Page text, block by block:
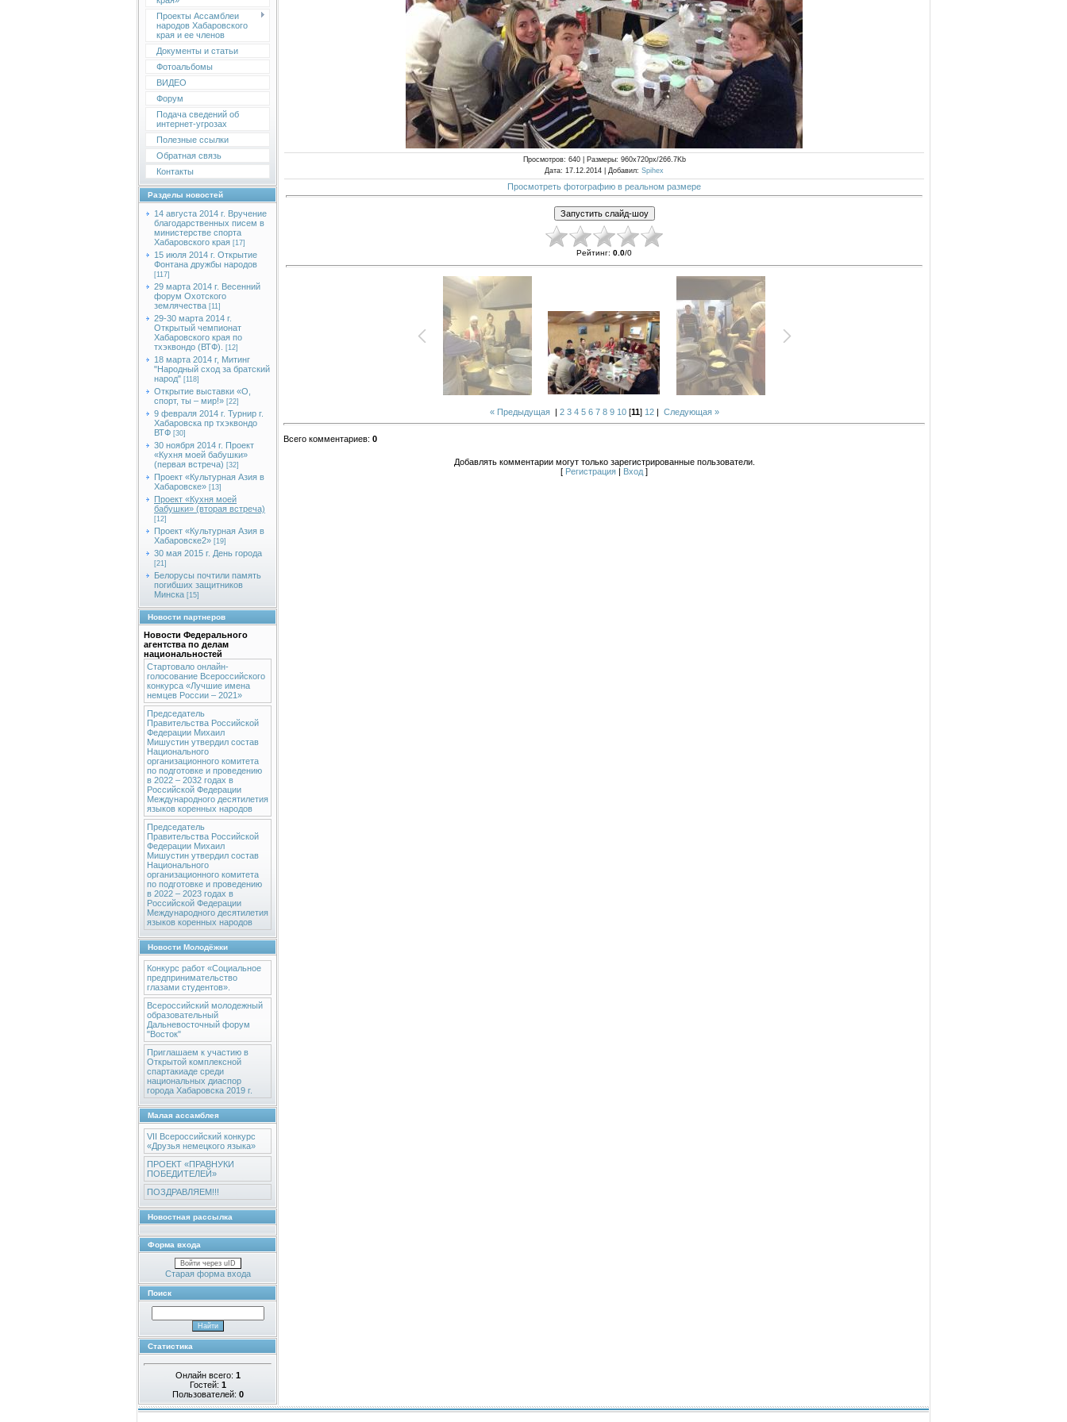
Проекты Ассамблеи
народов Хабаровского
края и ее членов
Документы и статьи
Фотоальбомы
ВИДЕО
Форум
Подача сведений об
интернет-угрозах
Полезные ссылки
Обратная связь
Контакты
Разделы новостей
14 августа 2014 г. Вручение
благодарственных писем в
министерстве спорта
Хабаровского края [17]
15 июля 2014 г. Открытие
Фонтана дружбы народов
[117]
29 марта 2014 г. Весенний
форум Охотского
землячества [11]
29-30 марта 2014 г.
Открытый чемпионат
Хабаровского края по
тхэквондо (ВТФ).
[12]
18 марта 2014 г, Митинг
"Народный сход за братский
народ" [118]
Открытие выставки «О,
спорт, ты – мир!» [22]
9 февраля 2014 г. Турнир г.
Хабаровска пр тхэквондо
ВТФ [30]
30 ноября 2014 г. Проект
«Кухня моей бабушки»
(первая встреча) [32]
Проект «Культурная Азия в
Хабаровске» [13]
Проект «Кухня моей
бабушки» (вторая встреча)
[12]
Проект «Культурная Азия в
Хабаровске2» [19]
30 мая 2015 г. День города
[21]
Белорусы почтили память
погибших защитников
Минска [15]
Новости партнеров
Новости Федерального
агентства по делам
национальностей
Стартовало онлайн-
голосование Всероссийского
конкурса «Лучшие имена
немцев России – 2021»
Председатель
Правительства Российской
Федерации Михаил
Мишустин утвердил состав
Национального
организационного комитета
по подготовке и проведению
в 2022 – 2032 годах в
Российской Федерации
Международного десятилетия
языков коренных народов
Председатель
Правительства Российской
Федерации Михаил
Мишустин утвердил состав
Национального
организационного комитета
по подготовке и проведению
в 2022 – 2023 годах в
Российской Федерации
Международного десятилетия
языков коренных народов
Новости Молодёжки
Конкурс работ «Социальное
предпринимательство
глазами студентов».
Всероссийский молодежный
образовательный
Дальневосточный форум
"Восток"
Приглашаем к участию в
Открытой комплексной
спартакиаде среди
национальных диаспор
города Хабаровска 2019 г.
Малая ассамблея
VII Всероссийский конкурс
«Друзья немецкого языка»
ПРОЕКТ «ПРАВНУКИ
ПОБЕДИТЕЛЕЙ»
ПОЗДРАВЛЯЕМ!!!
Новостная рассылка
Форма входа
Войти через uID
Старая форма входа
Поиск
Статистика
Онлайн всего: 1
Гостей: 1
Пользователей: 0
Просмотров: 640 | Размеры: 960x720px/266.7Kb
Дата: 17.12.2014 | Добавил: Spihex
Просмотреть фотографию в реальном размере
Рейтинг: 0.0/0
« Предыдущая| 2 3 4 5 6 7 8 9 10[11] 12| Следующая »
Всего комментариев: 0
Добавлять комментарии могут только зарегистрированные пользователи.
[ Регистрация Вход ]